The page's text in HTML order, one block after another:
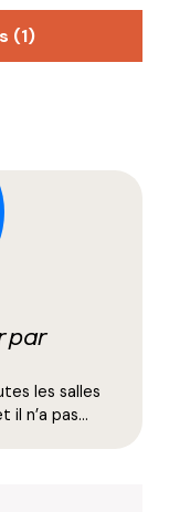
(1)
par
les salles
il n’a pas…